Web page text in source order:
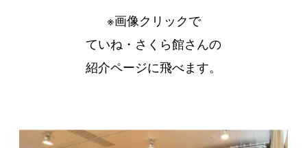
※画像クリックで
ていね・さくら館さんの
紹介ページに飛べます。